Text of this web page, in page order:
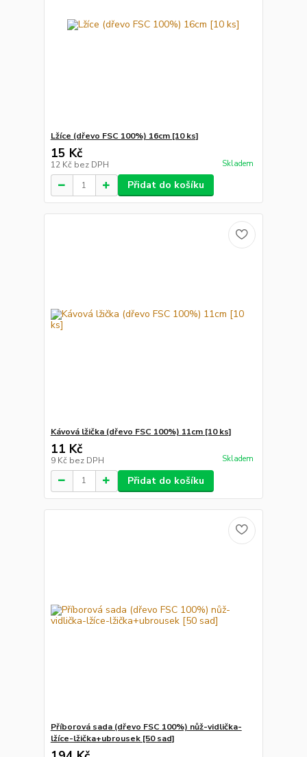
Lžíce (dřevo FSC 100%) 16cm [10 ks]
15 Kč
12 Kč bez DPH Skladem
Přidat do košíku
Kávová lžička (dřevo FSC 100%) 11cm [10 ks]
11 Kč
9 Kč bez DPH Skladem
Přidat do košíku
Příborová sada (dřevo FSC 100%) nůž-vidlička-
lžíce-lžička+ubrousek [50 sad]